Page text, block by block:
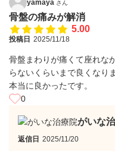
yamaya さん
骨盤の痛みが解消
5.00
投稿日 2025/11/18
骨盤まわりが痛くて座れな
らないくらいまで良くなり
本当に良かったです。
0
がいな
返信日 2025/11/20